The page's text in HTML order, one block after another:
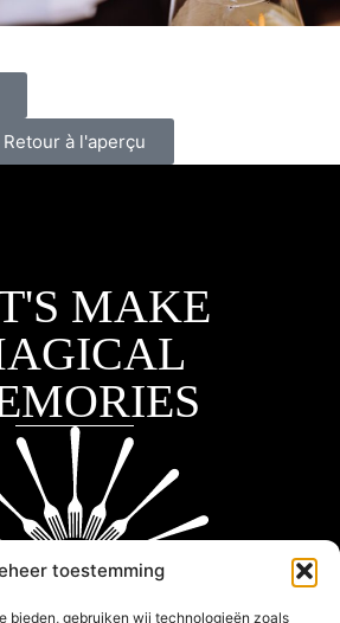
toestemming
bieden, gebruiken wij technologieën zoals
Retour à l'aperçu
MAKE